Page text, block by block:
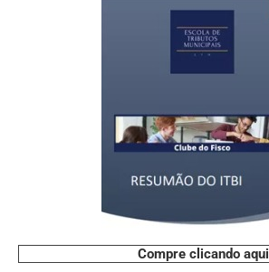
Compre clicando aqui